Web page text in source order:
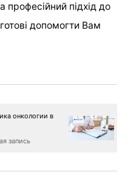
професійний підхід до
допомогти Вам
онкологии в
запись